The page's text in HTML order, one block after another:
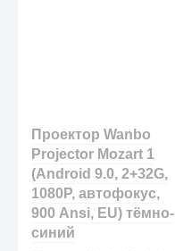
Проектор Wanbo
Projector Mozart 1
(Android 9.0, 2+32G,
1080P, автофокус,
900 Ansi, EU) тёмно-
синий